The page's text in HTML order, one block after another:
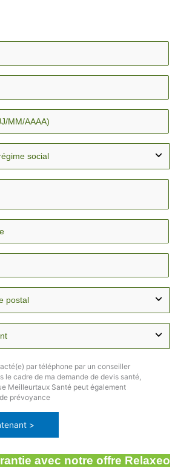
avec notre offre Relaxeo
par téléphone par un conseiller
le cadre de ma demande de devis santé,
Meilleurtaux Santé peut également
prévoyance
>